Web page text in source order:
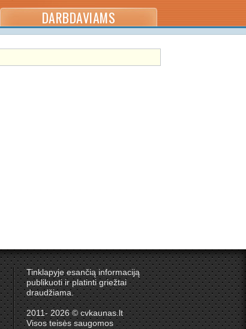
DARBDAVIAMS
Tinklapyje esančią informaciją
publikuoti ir platinti griežtai
draudžiama.
2011- 2026 © cvkaunas.lt
Visos teisės saugomos